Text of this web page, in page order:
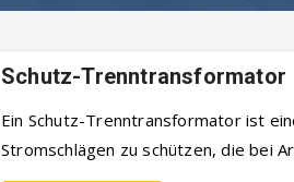
Schutz-Trenntransformator
Ein Schutz-Trenntransformator ist
Stromschlägen zu schützen, die bei